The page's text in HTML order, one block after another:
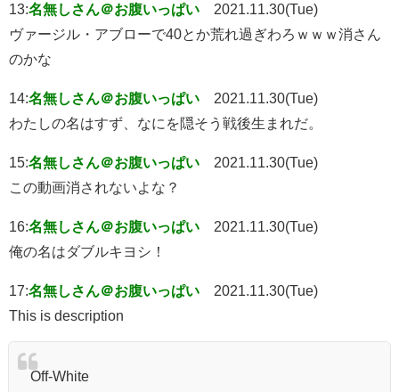
13:名無しさん＠お腹いっぱい
2021.11.30(Tue)
ヴァージル・アブローで40とか荒れ過ぎわろｗｗｗ消さん
のかな
14:名無しさん＠お腹いっぱい
2021.11.30(Tue)
わたしの名はすず、なにを隠そう戦後生まれだ。
15:名無しさん＠お腹いっぱい
2021.11.30(Tue)
この動画消されないよな？
16:名無しさん＠お腹いっぱい
2021.11.30(Tue)
俺の名はダブルキヨシ！
17:名無しさん＠お腹いっぱい
2021.11.30(Tue)
This is description
Off-White